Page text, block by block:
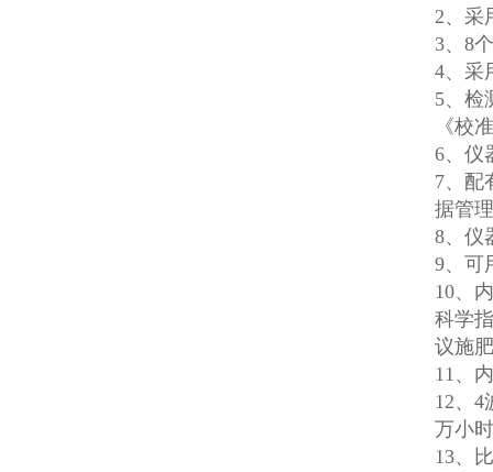
2、采
3、8
4、采
5、检
《校
6、仪
7、配
据管
8、仪
9、可
10、
科学
议施
11、
12、4
万小
13、